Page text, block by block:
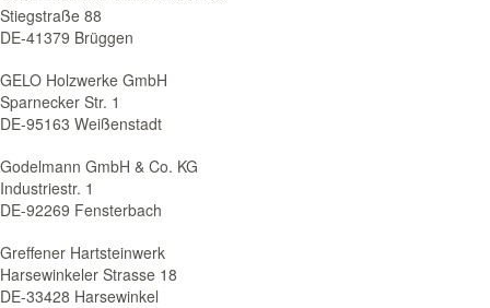
Stiegstraße 88
DE-41379 Brüggen
GELO Holzwerke GmbH
Sparnecker Str. 1
DE-95163 Weißenstadt
Godelmann GmbH & Co. KG
Industriestr. 1
DE-92269 Fensterbach
Greffener Hartsteinwerk
Harsewinkeler Strasse 18
DE-33428 Harsewinkel